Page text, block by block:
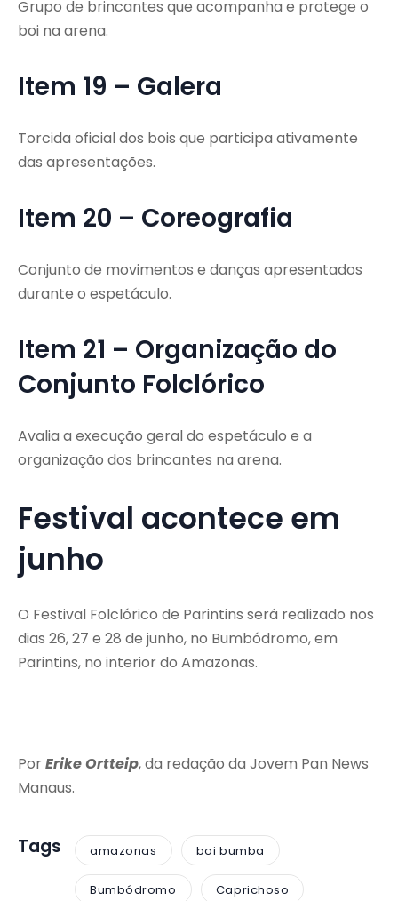
Grupo de brincantes que acompanha e protege o
boi na arena.
Item 19 – Galera
Torcida oficial dos bois que participa ativamente
das apresentações.
Item 20 – Coreografia
Conjunto de movimentos e danças apresentados
durante o espetáculo.
Item 21 – Organização do
Conjunto Folclórico
Avalia a execução geral do espetáculo e a
organização dos brincantes na arena.
Festival acontece em
junho
O Festival Folclórico de Parintins será realizado nos
dias 26, 27 e 28 de junho, no Bumbódromo, em
Parintins, no interior do Amazonas.
PorErike Ortteip, da redação da Jovem Pan News
Manaus.
Tags amazonas boi bumba
Bumbódromo Caprichoso